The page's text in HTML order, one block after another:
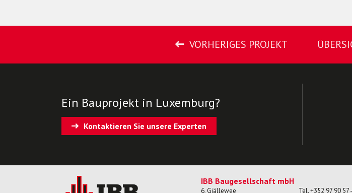
VORHERIGES PROJEKT
Ein Bauprojekt in Luxemburg?
Kontaktieren Sie unsere Experten
IBB Baugesellschaft mbH
6, Giällewee Tel.+352 97 90 57